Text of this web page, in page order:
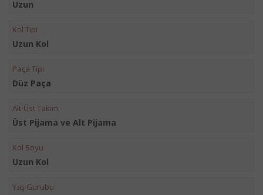
Uzun
Kol Tipi
Uzun Kol
Paça Tipi
Düz Paça
Alt-Üst Takım
Üst Pijama ve Alt Pijama
Kol Boyu
Uzun Kol
Yaş Gurubu